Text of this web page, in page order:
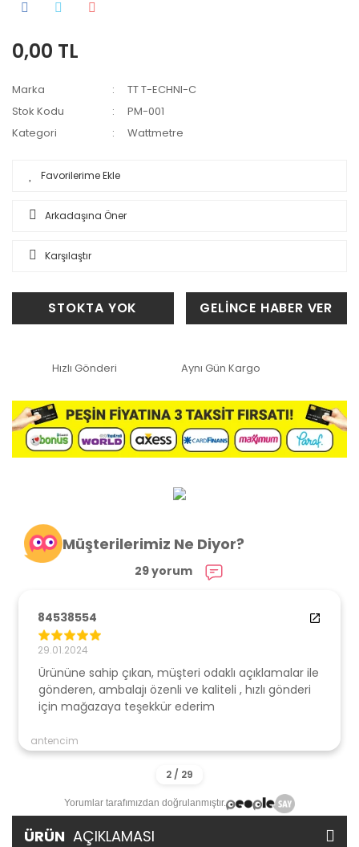
0,00 TL
Marka
TT T-ECHNI-C
Stok Kodu
PM-001
Kategori
Wattmetre
Arkadaşına Öner
Karşılaştır
STOKTA YOK GELİNCE HABER VER
Hızlı Gönderi Aynı Gün Kargo
Müşterilerimiz Ne Diyor?
29 yorum
84538554
29.01.2024
Ürününe sahip çıkan, müşteri odaklı açıklamalar ile
gönderen, ambalajı özenli ve kaliteli , hızlı gönderi
için mağazaya teşekkür ederim
antencim
Yorumlar tarafımızdan doğrulanmıştır.
ÜRÜN AÇIKLAMASI